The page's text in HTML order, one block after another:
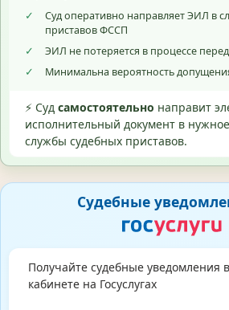
✓
Суд оперативно направляет ЭИЛ в
приставов ФССП
✓
ЭИЛ не потеряется в процессе
✓
Минимальна вероятность
⚡ Суд самостоятельно направит
исполнительный документ в
службы судебных приставов.
Судебные
Получайте судебные уведомления
кабинете на Госуслугах